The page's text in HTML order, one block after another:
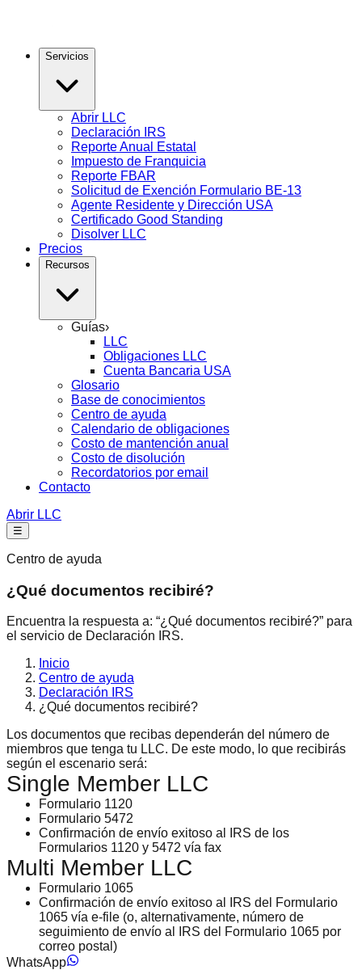
Servicios
Abrir LLC
Declaración IRS
Reporte Anual Estatal
Impuesto de Franquicia
Reporte FBAR
Solicitud de Exención Formulario BE-13
Agente Residente y Dirección USA
Certificado Good Standing
Disolver LLC
Precios
Recursos
Guías›
LLC
Obligaciones LLC
Cuenta Bancaria USA
Glosario
Base de conocimientos
Centro de ayuda
Calendario de obligaciones
Costo de mantención anual
Costo de disolución
Recordatorios por email
Contacto
Abrir LLC
☰
Centro de ayuda
¿Qué documentos recibiré?
Encuentra la respuesta a: “¿Qué documentos recibiré?” para
el servicio de Declaración IRS.
Inicio
Centro de ayuda
Declaración IRS
¿Qué documentos recibiré?
Los documentos que recibas dependerán del número de
miembros que tenga tu LLC. De este modo, lo que recibirás
según el escenario será:
Single Member LLC
Formulario 1120
Formulario 5472
Confirmación de envío exitoso al IRS de los
Formularios 1120 y 5472 vía fax
Multi Member LLC
Formulario 1065
Confirmación de envío exitoso al IRS del Formulario
1065 vía e-file (o, alternativamente, número de
seguimiento de envío al IRS del Formulario 1065 por
correo postal)
WhatsApp